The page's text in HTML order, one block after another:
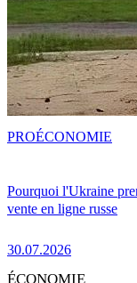
Pourquoi l'Ukraine
vente en ligne russe
30.07.2026
PROÉCONOMIE
ÉCONOMIE